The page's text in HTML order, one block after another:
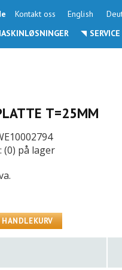
English
Kontakt oss
SERVICE
T=25MM
på lager